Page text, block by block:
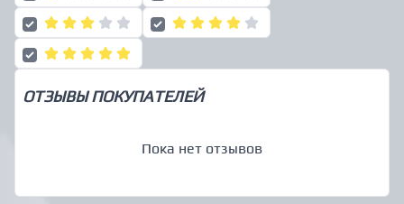
ОТЗЫВЫ ПОКУПАТЕЛЕЙ
Пока нет отзывов